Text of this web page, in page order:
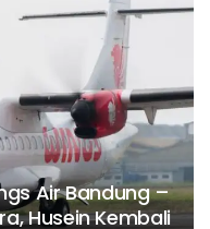
Air Bandung –
Husein Kembali